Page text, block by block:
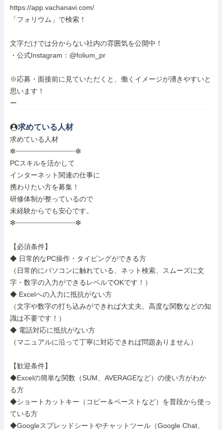
https://app.vachanavi.com/
「フォリウム」で検索！
文字だけでは分からない社内の雰囲気を公開中！
・公式Instagram：@folium_pr
※応募・面接前に見ていただくと、働くイメージが湧きやすいと
思います！
ー
求めている人材
求めている人材
✼┈┈┈┈┈┈┈┈┈┈┈┈┈┈┈✼
PCスキルを活かして
インターネット関連の仕事に
携わりたい方を募集！
研修体制が整っているので
未経験からでも安心です。
✼┈┈┈┈┈┈┈┈┈┈┈┈┈┈┈✼
【必須条件】
◆ 日常的なPC操作・タイピングができる方
（日常的にパソコンに触れている、ネット検索、スムーズに文
字・数字の入力ができるレベルでOKです！）
◆ Excelへの入力に抵抗がない方
（文字や数字の打ち込みができれば大丈夫。高度な関数などの知
識は不要です！）
◆ 電話対応に抵抗がない方
（マニュアルに沿って丁寧に対応できれば問題ありません）
【歓迎条件】
◆Excelの簡単な関数（SUM、AVERAGEなど）の使い方がわか
る方
◆ショートカットキー（コピー＆ペーストなど）を普段から使っ
ている方
◆Googleスプレッドシートやチャットツール（Google Chat、